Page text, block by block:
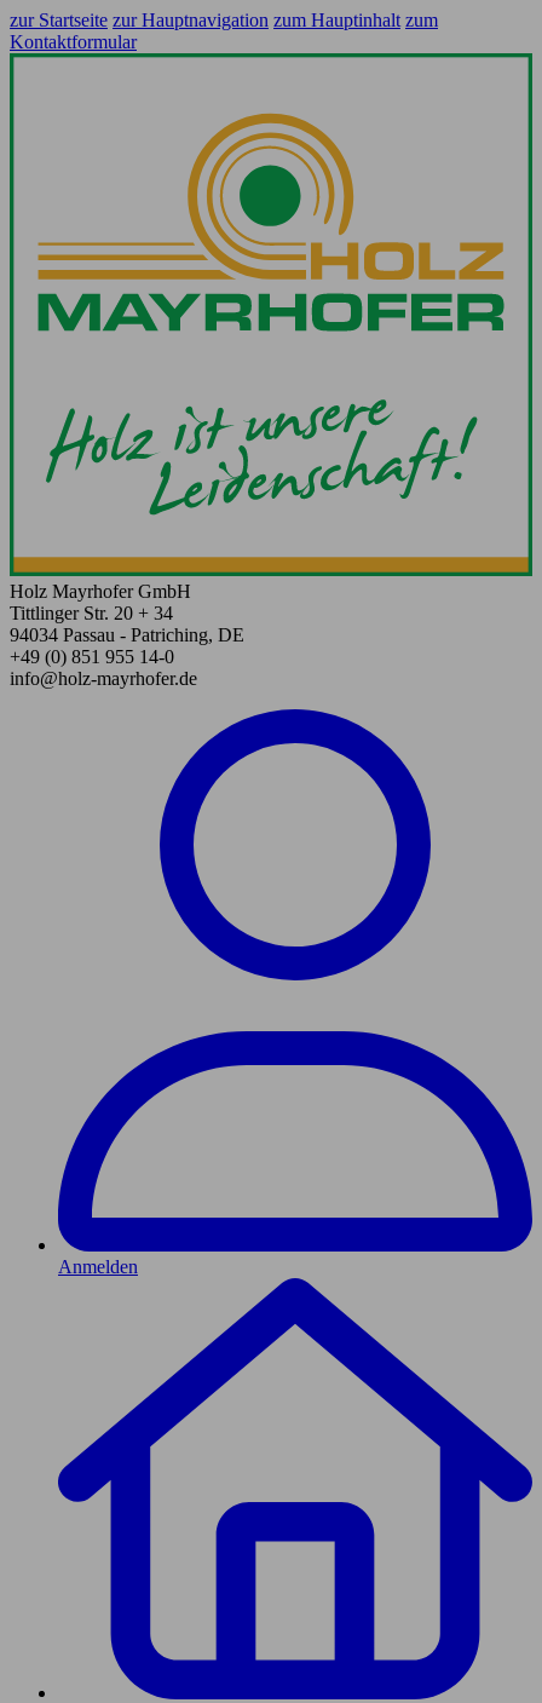
zur Startseite zur Hauptnavigation zum Hauptinhalt zum
Kontaktformular
Holz Mayrhofer GmbH
Tittlinger Str. 20 + 34
94034 Passau - Patriching, DE
+49 (0) 851 955 14-0
info@holz-mayrhofer.de
Anmelden